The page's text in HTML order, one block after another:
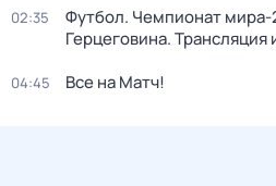
02:35
Футбол. Чемпионат мира-
Герцеговина. Трансляция
04:45 Все на Матч!